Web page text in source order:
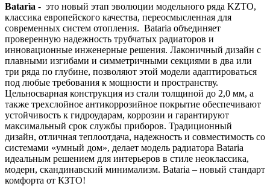
Batarìa - это новый этап эволюции модельного ряда KZTO,
классика европейского качества, переосмысленная для
современных систем отопления. Bataria объединяет
проверенную надежность трубчатых радиаторов и
инновационные инженерные решения. Лаконичный дизайн с
плавными изгибами и симметричными секциями в два или
три ряда по глубине, позволяют этой модели адаптироваться
под любые требования к мощности и пространству.
Цельносварная конструкция из стали толщиной до 2,0 мм, а
также трехслойное антикоррозийное покрытие обеспечивают
устойчивость к гидроударам, коррозии и гарантируют
максимальный срок службы приборов. Традиционный
дизайн, отличная теплоотдача, надежность и совместимость со
системами «умный дом», делает модель радиатора Bataria
идеальным решением для интерьеров в стиле неоклассика,
модерн, скандинавский минимализм. Bataria – новый стандарт
комфорта от КЗТО!